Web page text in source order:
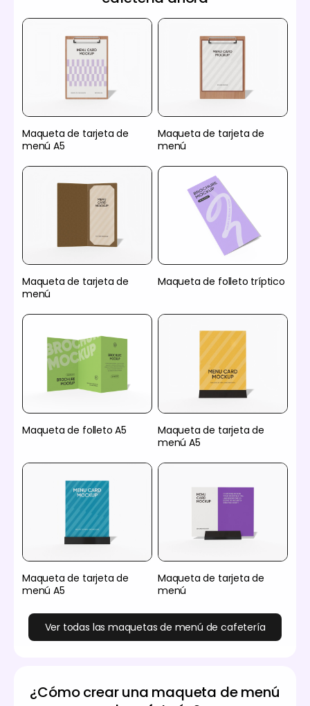
Maqueta de tarjeta de
menú A5
Maqueta de tarjeta de
menú
Maqueta de tarjeta de
menú
Maqueta de folleto tríptico
Maqueta de folleto A5
Maqueta de tarjeta de
menú A5
Maqueta de tarjeta de
menú A5
Maqueta de tarjeta de
menú
Ver todas las maquetas de menú de cafetería
¿Cómo crear una maqueta de menú